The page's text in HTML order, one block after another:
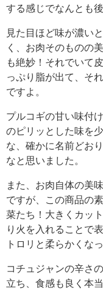
する感じでなんとも
見た目ほど味が濃い
く、お肉そのものの
も絶妙！それでいて
っぷり脂が出て、そ
ですよ。
プルコギの甘い味付
のピリッとした味を
な、確かに名前どお
なと思いました。
また、お肉自体の美
ですが、この商品の
菜たち！大きくカッ
り火を入れることで
トロリと柔らかくな
コチュジャンの辛さ
立ち、食感も良く本